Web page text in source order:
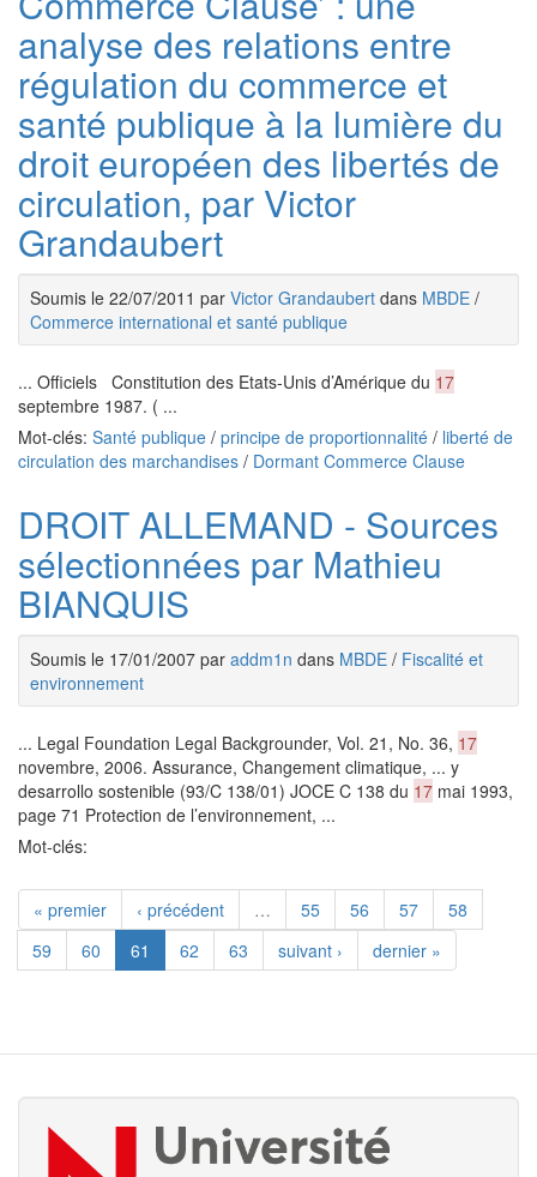
analyse des relations entre
régulation du commerce et
santé publique à la lumière du
droit européen des libertés de
circulation, par Victor
Grandaubert
Soumis le 22/07/2011 par Victor Grandaubert dans MBDE /
Commerce international et santé publique
... Officiels Constitution des Etats-Unis d’Amérique du 17
septembre 1987. ( ...
Mot-clés: Santé publique / principe de proportionnalité / liberté de
circulation des marchandises / Dormant Commerce Clause
DROIT ALLEMAND - Sources
sélectionnées par Mathieu
BIANQUIS
Soumis le 17/01/2007 par addm1n dans MBDE / Fiscalité et
environnement
... Legal Foundation Legal Backgrounder, Vol. 21, No. 36, 17
novembre, 2006. Assurance, Changement climatique, ... y
desarrollo sostenible (93/C 138/01) JOCE C 138 du 17 mai 1993,
page 71 Protection de l’environnement, ...
Mot-clés:
« premier ‹ précédent … 55 56 57
58
59
60 61 62 63 suivant › dernier »